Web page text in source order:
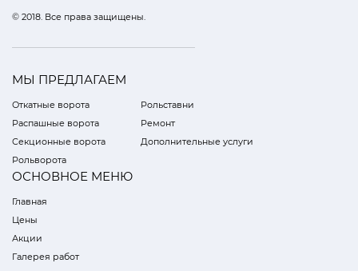
© 2018. Все права защищены.
МЫ ПРЕДЛАГАЕМ
Откатные ворота
Распашные ворота
Секционные ворота
Рольворота
Рольставни
Ремонт
Дополнительные услуги
ОСНОВНОЕ МЕНЮ
Главная
Цены
Акции
Галерея работ